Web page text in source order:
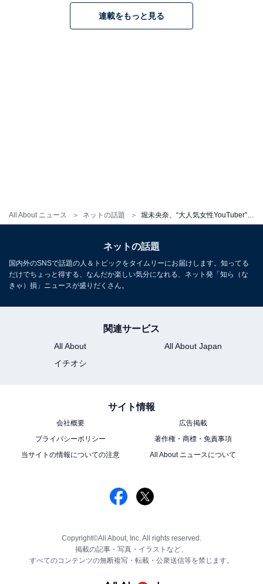
All About ニュース ネットの話題
連載をもっと見る
ネットの話題
国内外のSNSで話題の人＆トピックをタイムリーにお届けします。知ってる
だけでちょっと得する、なんだか楽しい気分になれる、ネット発「知ら（な
きゃ）損」ニュースが盛りだくさん。
関連サービス
All About
All About Japan
イチオシ
サイト情報
会社概要
広告掲載
プライバシーポリシー
著作権・商標・免責事項
当サイトの情報についての注意
All About ニュースについて
Copyright©All About, Inc. All rights reserved.
掲載の記事・写真・イラストなど、
すべてのコンテンツの無断複写・転載・公衆送信等を禁じます。